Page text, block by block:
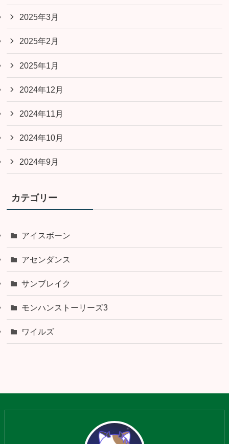
2025年3月
2025年2月
2025年1月
2024年12月
2024年11月
2024年10月
2024年9月
カテゴリー
アイスボーン
アセンダンス
サンブレイク
モンハンストーリーズ3
ワイルズ